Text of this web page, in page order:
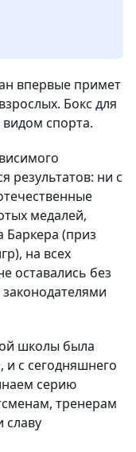
впервые примет
Бокс для
спорта.
результатов: ни с
медалей,
Баркера (приз
на всех
оставались без
школы была
и с сегодняшнего
серию
тренерам
славу